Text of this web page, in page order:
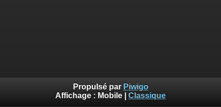
Propulsé par Piwigo
Affichage : Mobile Classique